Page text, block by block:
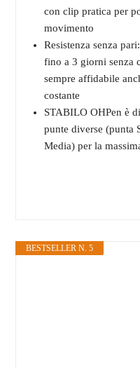
con clip pratica per
movimento
Resistenza senza
fino a 3 giorni senza
sempre affidabile
costante
STABILO OHPen è
punte diverse (punta
Media) per la
BESTSELLER N. 5